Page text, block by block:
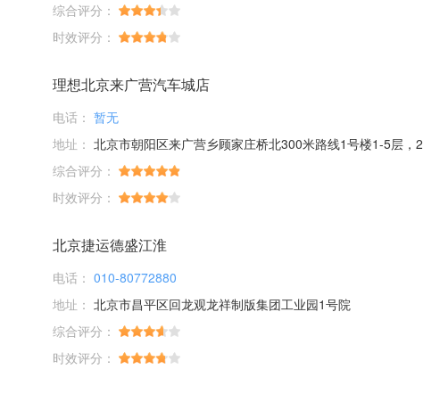
综合评分：
时效评分：
理想北京来广营汽车城店
电话： 暂无
地址： 北京市朝阳区来广营乡顾家庄桥北300米路线1号楼1-5层，2号楼3层
综合评分：
时效评分：
北京捷运德盛江淮
电话： 010-80772880
地址： 北京市昌平区回龙观龙祥制版集团工业园1号院
综合评分：
时效评分：